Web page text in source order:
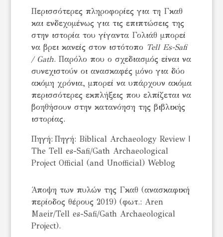
Περισσότερες πληροφορίες για τη Γκαθ
και ενδεχομένως για τις επιπτώσεις της
στην ιστορία του γίγαντα Γολιάθ μπορεί
να βρει κανείς στον ιστότοπο Tell Es-Safi
/ Gath. Παρόλο που ο σχεδιασμός είναι να
συνεχιστούν οι ανασκαφές μόνο για δύο
ακόμη χρόνια, μπορεί να υπάρχουν ακόμα
περισσότερες εκπλήξεις που ελπίζεται να
βοηθήσουν στην κατανόηση της βιβλικής
ιστορίας.
Πηγή: Πηγή: Biblical Archaeology Review |
The Tell es-Safi/Gath Archaeological
Project Official (and Unofficial) Weblog
Άποψη των πυλών της Γκαθ (ανασκαφική
περίοδος θέρους 2019) (φωτ.: Aren
Maeir/Tell es-Safi/Gath Archaeological
Project).